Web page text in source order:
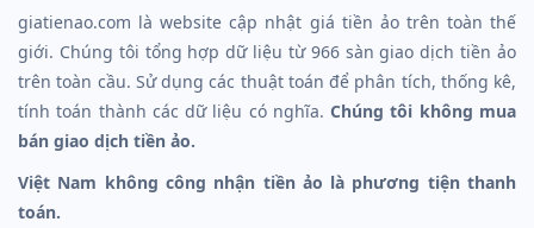
giatienao.com là website cập nhật giá tiền ảo trên toàn thế
giới. Chúng tôi tổng hợp dữ liệu từ 966 sàn giao dịch tiền ảo
trên toàn cầu. Sử dụng các thuật toán để phân tích, thống kê,
tính toán thành các dữ liệu có nghĩa.Chúng tôi không mua
bán giao dịch tiền ảo.
Việt Nam không công nhận tiền ảo là phương tiện thanh
toán.